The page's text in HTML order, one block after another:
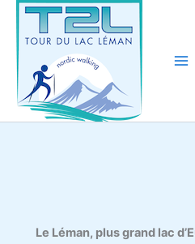
Aller
contenu
Le Léman, plus grand lac